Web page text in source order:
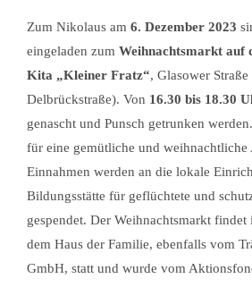
Zum Nikolaus am 6. Dezember 2023
eingeladen zum Weihnachtsmarkt auf
Kita „Kleiner Fratz“, Glasower
Delbrückstraße). Von 16.30 bis 18.30
genascht und Punsch getrunken
für eine gemütliche und weihnachtliche
Einnahmen werden an die lokale
Bildungsstätte für geflüchtete und
gespendet. Der Weihnachtsmarkt
dem Haus der Familie, ebenfalls vom
GmbH, statt und wurde vom